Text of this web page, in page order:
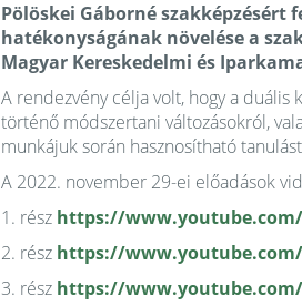
Pölöskei Gáborné
hatékonyságának növelése a
Magyar Kereskedelmi és
A rendezvény célja volt, hogy a
történő módszertani változásokról,
munkájuk során hasznosítható
A 2022. november 29-ei előadások
1. rész https://www.youtube.com/
2. rész https://www.youtube.com/
3. rész https://www.youtube.com/